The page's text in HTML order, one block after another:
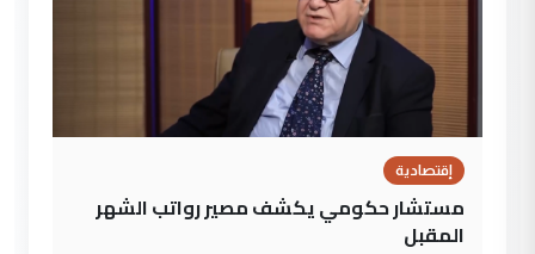
إقتصادية
مستشار حكومي يكشف مصير رواتب الشهر
المقبل